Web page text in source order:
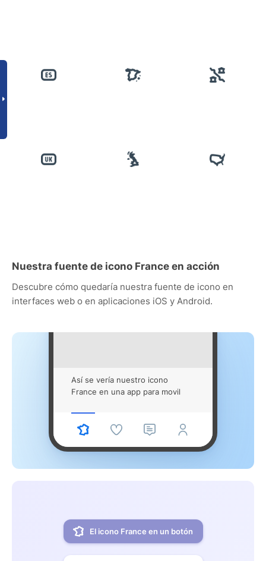
Nuestra fuente de icono France en acción
Descubre cómo quedaría nuestra fuente de icono en
interfaces web o en aplicaciones iOS y Android.
Así se vería nuestro icono
France en una app para movil
El icono France en un botón